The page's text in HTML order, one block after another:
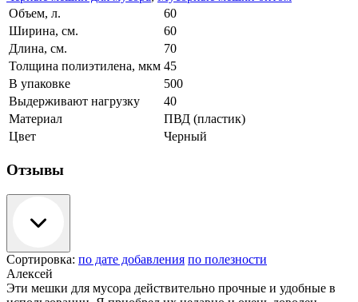
Объем, л.
60
Ширина, см.
60
Длина, см.
70
Толщина полиэтилена, мкм 45
В упаковке
500
Выдерживают нагрузку
40
Материал
ПВД (пластик)
Цвет
Черный
Отзывы
Сортировка: по дате добавления по полезности
Алексей
Эти мешки для мусора действительно прочные и удобные в